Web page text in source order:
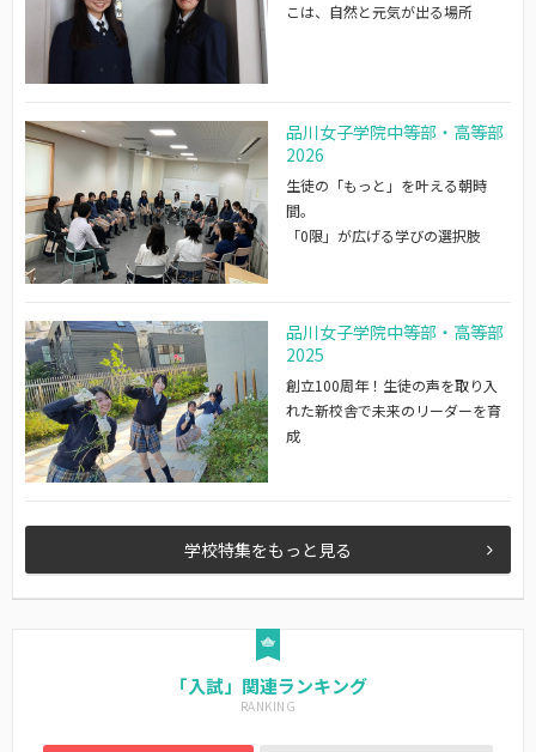
こは、自然と元気が出る場所
品川女子学院中等部・高等部
2026
生徒の「もっと」を叶える朝時
間。
「0限」が広げる学びの選択肢
品川女子学院中等部・高等部
2025
創立100周年！生徒の声を取り入
れた新校舎で未来のリーダーを育
成
学校特集をもっと見る
「入試」関連ランキング